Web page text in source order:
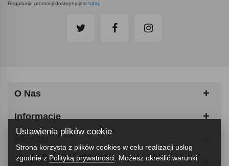
Regulamin promocji dostępny jest tutaj.
O Nas
Informacje
Odbiory Osobiste
Ustawienia plików cookie
Strona korzysta z plików cookies w celu realizacji usług
zgodnie z Polityką prywatności . Możesz określić warunki